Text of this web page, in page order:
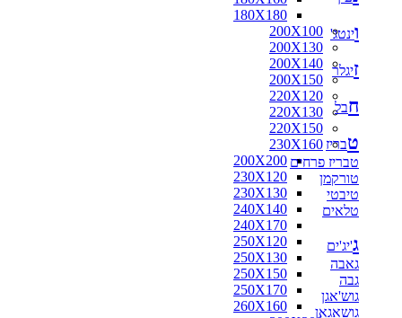
180X180
200X100
200X130
200X140
200X150
220X120
220X130
220X150
230X160
200X200
230X120
230X130
240X140
240X170
250X120
250X130
250X150
250X170
260X160
וינטג'
זיגלר
חבל
טבריז
טבריז פרחים
טורקמן
טיבטי
טלאים
ג'יג'ים
גאבה
גבה
גוש'אגן
גושאגאן